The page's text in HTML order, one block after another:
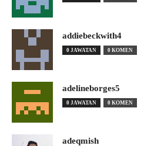
addiebeckwith4
0 JAWATAN 0 KOMEN
adelineborges5
0 JAWATAN 0 KOMEN
adeqmish